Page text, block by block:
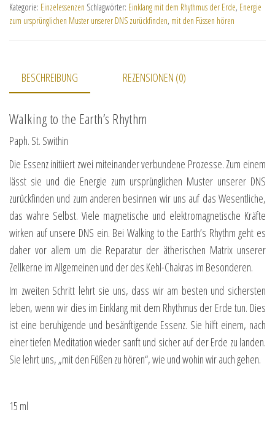
Kategorie: Einzelessenzen Schlagwörter: Einklang mit dem Rhythmus der Erde, Energie
zum ursprünglichen Muster unserer DNS zurückfinden, mit den Füssen hören
BESCHREIBUNG REZENSIONEN (0)
Walking to the Earth’s Rhythm
Paph. St. Swithin
Die Essenz initiiert zwei miteinander verbundene Prozesse. Zum einem
lässt sie und die Energie zum ursprünglichen Muster unserer DNS
zurückfinden und zum anderen besinnen wir uns auf das Wesentliche,
das wahre Selbst. Viele magnetische und elektromagnetische Kräfte
wirken auf unsere DNS ein. Bei Walking to the Earth’s Rhythm geht es
daher vor allem um die Reparatur der ätherischen Matrix unserer
Zellkerne im Allgemeinen und der des Kehl-Chakras im Besonderen.
Im zweiten Schritt lehrt sie uns, dass wir am besten und sichersten
leben, wenn wir dies im Einklang mit dem Rhythmus der Erde tun. Dies
ist eine beruhigende und besänftigende Essenz. Sie hilft einem, nach
einer tiefen Meditation wieder sanft und sicher auf der Erde zu landen.
Sie lehrt uns, „mit den Füßen zu hören“, wie und wohin wir auch gehen.
15 ml